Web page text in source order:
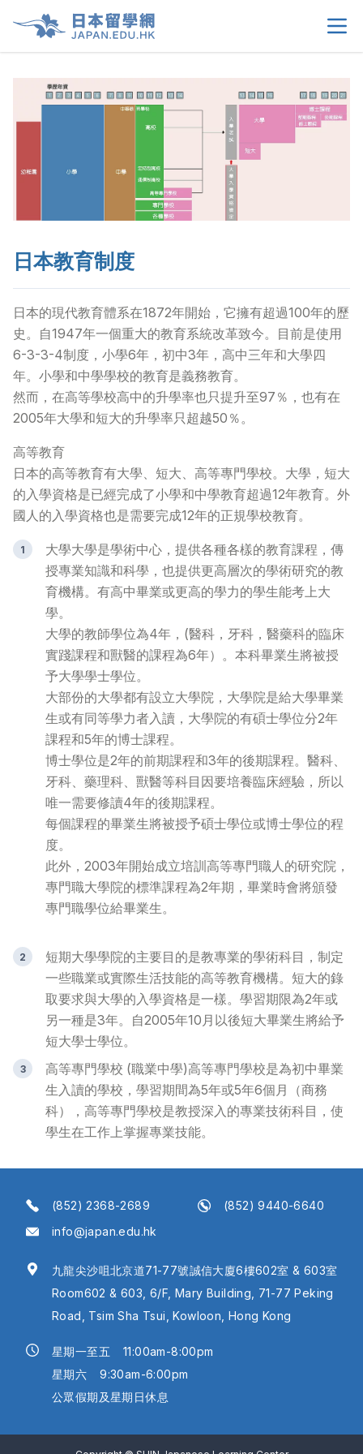
首頁 >
留學選擇
學生須知 >
生活情報
租屋資訊 >
當地申請文件
常見問題 >
聯絡我們
日本教育制度
日本的現代教育體系在1872年開始，它擁有超過100年的歷
史。自1947年一個重大的教育系統改革致今。目前是使用
6-3-3-4制度，小學6年，初中3年，高中三年和大學四
年。小學和中學學校的教育是義務教育。
然而，在高等學校高中的升學率也只提升至97％，也有在
2005年大學和短大的升學率只超越50％。
高等教育
日本的高等教育有大學、短大、高等專門學校。大學，短大
的入學資格是已經完成了小學和中學教育超過12年教育。外
國人的入學資格也是需要完成12年的正規學校教育。
大學大學是學術中心，提供各種各樣的教育課程，傳
授專業知識和科學，也提供更高層次的學術研究的教
育機構。有高中畢業或更高的學力的學生能考上大
學。
大學的教師學位為4年，(醫科，牙科，醫藥科的臨床
實踐課程和獸醫的課程為6年）。本科畢業生將被授
予大學學士學位。
大部份的大學都有設立大學院，大學院是給大學畢業
生或有同等學力者入讀，大學院的有碩士學位分2年
課程和5年的博士課程。
博士學位是2年的前期課程和3年的後期課程。醫科、
牙科、藥理科、獸醫等科目因要培養臨床經驗，所以
唯一需要修讀4年的後期課程。
每個課程的畢業生將被授予碩士學位或博士學位的程
度。
此外，2003年開始成立培訓高等專門職人的研究院，
專門職大學院的標準課程為2年期，畢業時會將頒發
專門職學位給畢業生。
短期大學學院的主要目的是教專業的學術科目，制定
一些職業或實際生活技能的高等教育機構。短大的錄
取要求與大學的入學資格是一樣。學習期限為2年或
另一種是3年。自2005年10月以後短大畢業生將給予
短大學士學位。
高等專門學校 (職業中學)高等專門學校是為初中畢業
生入讀的學校，學習期間為5年或5年6個月（商務
科），高等專門學校是教授深入的專業技術科目，使
學生在工作上掌握專業技能。
(852) 2368-2689
(852) 9440-6640
info@japan.edu.hk
九龍尖沙咀北京道71-77號誠信大廈6樓602室 & 603室
Room602 & 603, 6/F, Mary Building, 71-77 Peking
Road, Tsim Sha Tsui, Kowloon, Hong Kong
星期一至五
11:00am-8:00pm
星期六
9:30am-6:00pm
公眾假期及星期日休息